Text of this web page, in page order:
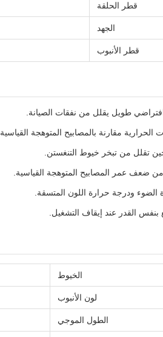
قطر الحلقة
الجهد
قطر الأنبوب
طويل يقلل من نفقات الصيانة.
مقارنة بالمصابيح المتوهجة القياسية.
تقلل من تبخر خيوط التنغستن.
ضعف عمر المصابيح المتوهجة القياسية.
ودرجة حرارة اللون المتسقة.
الخيوط
لون الأنبوب
الطول الموجي